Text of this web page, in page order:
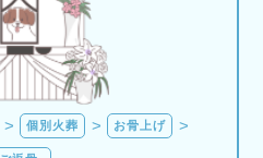
個別火葬 お骨上げ